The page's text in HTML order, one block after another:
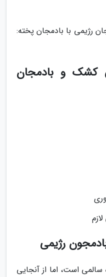
بادمجان رژیمی با بادمجان پخته:
کشک و بادمجان
رژیمی
است، اما از آنجایی